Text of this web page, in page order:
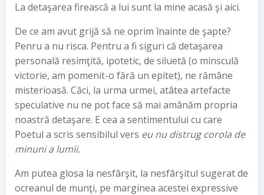
La detaşarea firească a lui sunt la mine acasă şi aici.
De ce am avut grijă să ne oprim înainte de şapte?
Penru a nu risca. Pentru a fi siguri că detaşarea
personală resimţită, ipotetic, de siluetă (o minsculă
victorie, am pomenit-o fără un epitet), ne rămâne
misterioasă. Căci, la urma urmei, atâtea artefacte
speculative nu ne pot face să mai amânăm propria
noastră detaşare. E cea a sentimentului cu care
Poetul a scris sensibilul vers eu nu distrug corola de
minuni a lumii.
Am putea glosa la nesfârşit, la nesfârşitul sugerat de
ocreanul de munţi, pe marginea acestei expressive